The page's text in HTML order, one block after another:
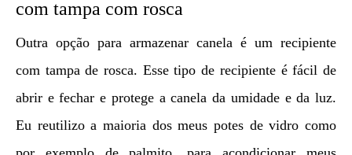
com tampa com rosca
Outra opção para armazenar canela é um recipiente
com tampa de rosca. Esse tipo de recipiente é fácil de
abrir e fechar e protege a canela da umidade e da luz.
Eu reutilizo a maioria dos meus potes de vidro como